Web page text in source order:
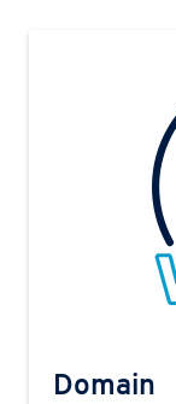
Domain